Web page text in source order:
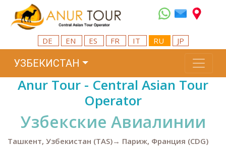
DE EN ES FR IT RU JP
УЗБЕКИСТАН
Anur Tour - Central Asian Tour
Operator
Узбекские Авиалинии
Ташкент, Узбекистан (TAS)→ Париж, Франция (CDG)